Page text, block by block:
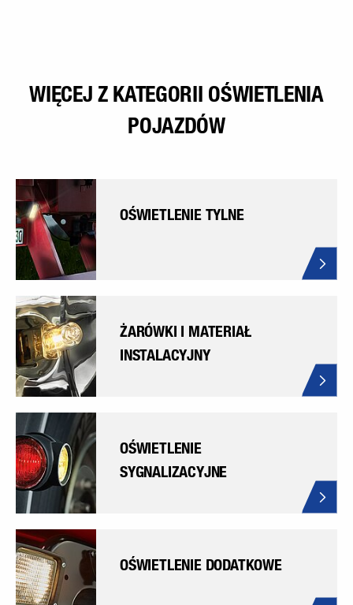
WIĘCEJ Z KATEGORII OŚWIETLENIA
POJAZDÓW
OŚWIETLENIE TYLNE
ŻARÓWKI I MATERIAŁ
INSTALACYJNY
OŚWIETLENIE
SYGNALIZACYJNE
OŚWIETLENIE DODATKOWE